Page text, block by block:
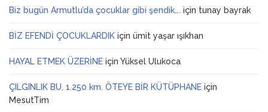
Biz bugün Armutlu’da çocuklar gibi şendik…. için tunay bayrak
BİZ EFENDİ ÇOCUKLARDIK için ümit yaşar ışıkhan
HAYAL ETMEK ÜZERİNE için Yüksel Ulukoca
ÇILGINLIK BU, 1.250 km. ÖTEYE BİR KÜTÜPHANE için
MesutTim